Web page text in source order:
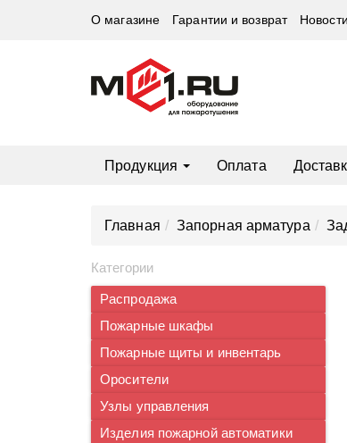
О магазине Гарантии и возврат
Продукция Оплата
Главная Запорная арматура
Категории
Распродажа
Пожарные шкафы
Пожарные щиты и инвентарь
Оросители
Узлы управления
Изделия пожарной автоматики